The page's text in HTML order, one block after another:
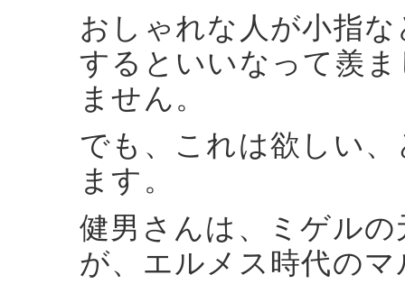
おしゃれな人が小指
するといいなって羨
ません。
でも、これは欲しい
ます。
健男さんは、ミゲル
が、エルメス時代の